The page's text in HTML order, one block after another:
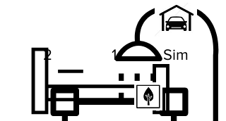
2 1 Sim